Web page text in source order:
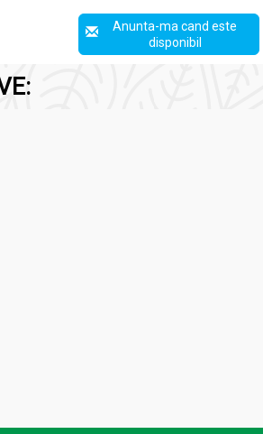
Anunta-ma cand este
disponibil